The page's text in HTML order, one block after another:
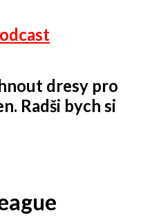
dresy pro
Radši bych si